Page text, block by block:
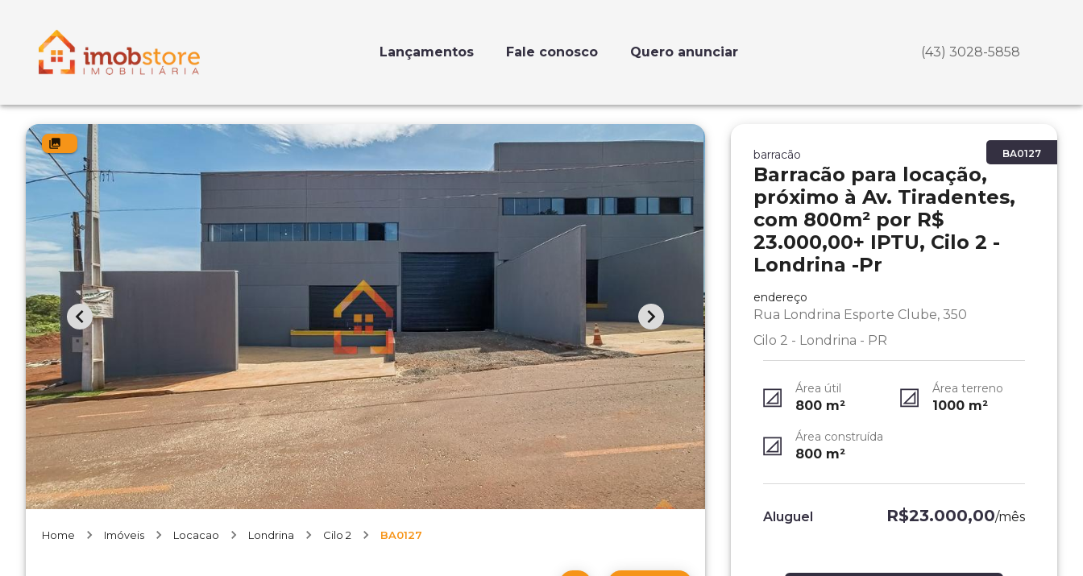
Lançamentos Fale conosco Quero anunciar (43) 3028-5858
Home Imóveis Locacao Londrina Cilo 2 BA0127
BA0127
barracão
Barracão para locação,
próximo à Av. Tiradentes,
com 800m² por R$
23.000,00+ IPTU, Cilo 2 -
Londrina -Pr
endereço
Rua Londrina Esporte Clube, 350
Cilo 2 - Londrina - PR
Área útil
800m²
Área terreno
1000 m²
Área construída
800m²
Aluguel R$23.000,00/mês